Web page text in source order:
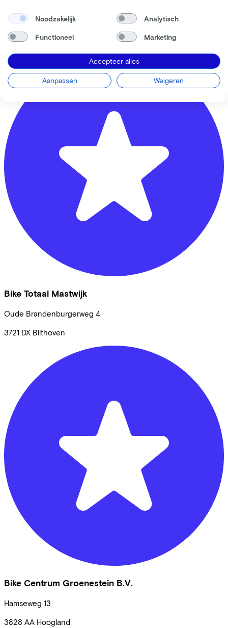
Krommestraat 61
3811 CB Amersfoort
Bike Totaal Mastwijk
Oude Brandenburgerweg 4
3721 DX Bilthoven
Bike Centrum Groenestein B.V.
Hamseweg 13
3828 AA Hoogland
Noodzakelijk Analytisch
Functioneel Marketing
Accepteer alles
Aanpassen Weigeren